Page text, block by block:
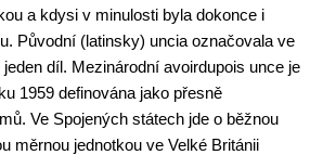
a kdysi v minulosti byla dokonce i
Původní (latinsky) uncia označovala ve
díl. Mezinárodní avoirdupois unce je
1959 definována jako přesně
Ve Spojených státech jde o běžnou
měrnou jednotkou ve Velké Británii